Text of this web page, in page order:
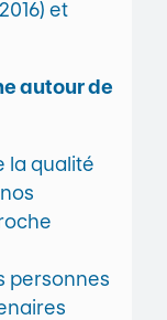
et
autour de
la qualité
personnes